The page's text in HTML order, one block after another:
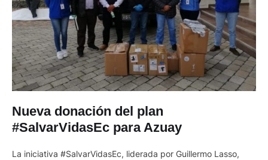
Nueva donación del plan
#SalvarVidasEc para Azuay
La iniciativa #SalvarVidasEc, liderada por Guillermo Lasso,